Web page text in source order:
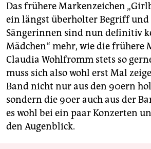
Das frühere Markenzeichen
ein längst überholter Begriff und
Sängerinnen sind nun definitiv
Mädchen“ mehr, wie die frühere
Claudia Wohlfromm stets so
muss sich also wohl erst Mal
Band nicht nur aus den 90ern
sondern die 90er auch aus der
es wohl bei ein paar Konzerten
den Augenblick.